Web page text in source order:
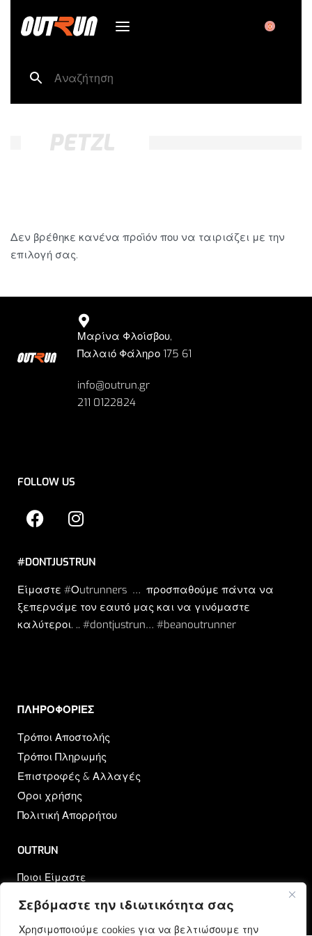
Σεβόμαστε την ιδιωτικότητα σας
Χρησιμοποιούμε cookies για να βελτιώσουμε την
0
PETZL
Δεν βρέθηκε κανένα προϊόν που να ταιριάζει με την
επιλογή σας.
Μαρίνα Φλοίσβου,
Παλαιό Φάληρο 175 61
info@outrun.gr
211 0122824
FOLLOW US
#DONTJUSTRUN
Είμαστε #Οutrunners … προσπαθούμε πάντα να
ξεπερνάμε τον εαυτό μας και να γινόμαστε
καλύτεροι. .. #dontjustrun… #beanoutrunner
ΠΛΗΡΟΦΟΡΙΕΣ​
Τρόποι Αποστολής
Τρόποι Πληρωμής
Επιστροφές & Αλλαγές
Όροι χρήσης
Πολιτική Απορρήτου
OUTRUN
Ποιοι Είμαστε
Blog